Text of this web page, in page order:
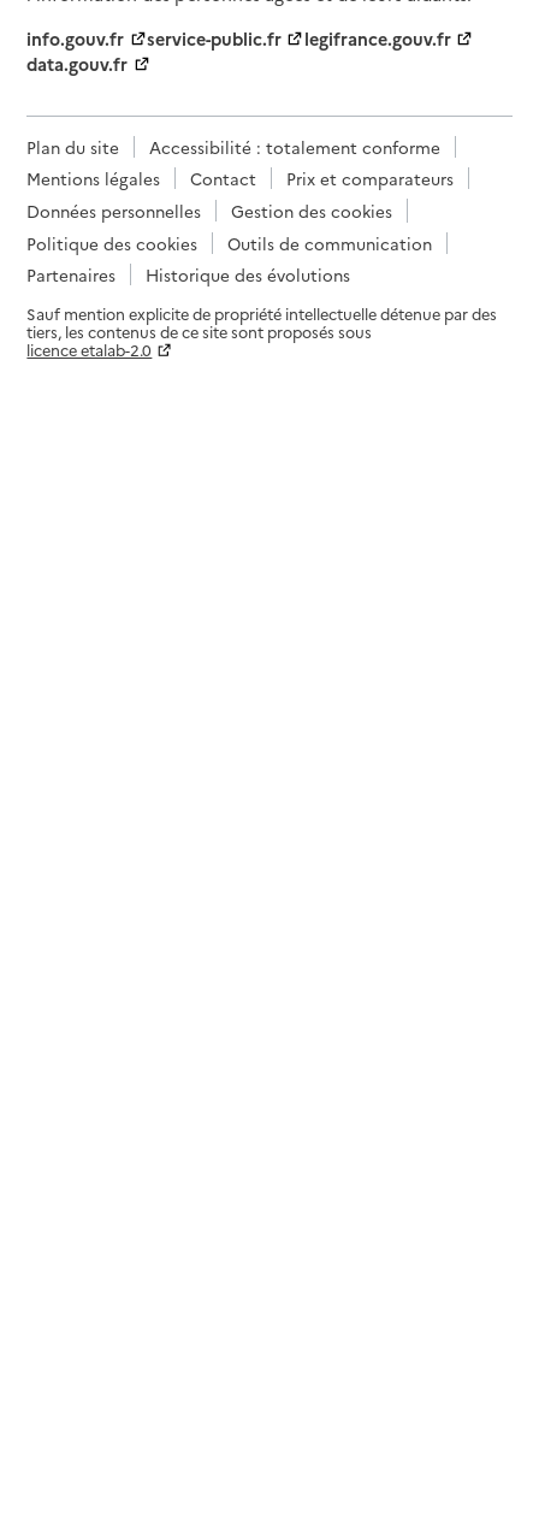
info.gouv.fr
service-public.fr
legifrance.gouv.fr
data.gouv.fr
Plan du site
Accessibilité : totalement conforme
Mentions légales
Contact
Prix et comparateurs
Données personnelles
Gestion des cookies
Politique des cookies
Outils de communication
Partenaires
Historique des évolutions
Sauf mention explicite de propriété intellectuelle détenue par des
tiers, les contenus de ce site sont proposés sous
licence etalab-2.0